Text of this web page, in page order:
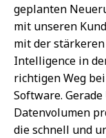
geplanten
mit unseren
mit der
Intelligence in
richtigen Weg
Software.
Datenvolumen
die schnell und